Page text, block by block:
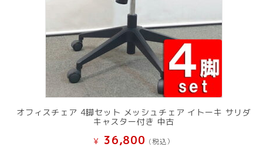
オフィスチェア 4脚セット メッシュチェア イトーキ サリダ
キャスター付き 中古
¥ 36,800 (税込）